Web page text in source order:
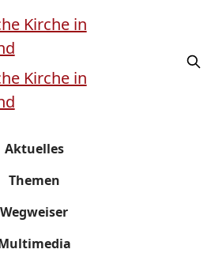
Aktuelles
Themen
Wegweiser